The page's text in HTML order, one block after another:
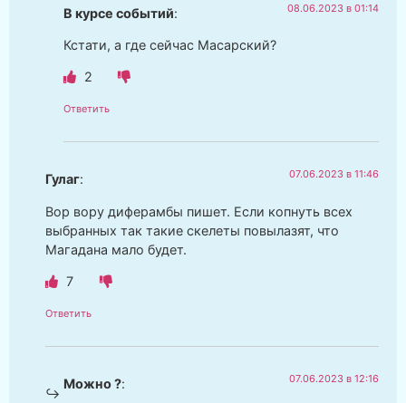
В курсе событий: 08.06.2023 в 01:14
Кстати, а где сейчас Масарский?
2
Ответить
Гулаг: 07.06.2023 в 11:46
Вор вору диферамбы пишет. Если копнуть всех
выбранных так такие скелеты повылазят, что
Магадана мало будет.
7
Ответить
Можно ?: 07.06.2023 в 12:16